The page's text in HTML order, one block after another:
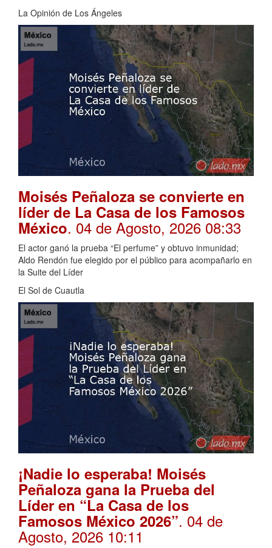
La Opinión de Los Ángeles
Moisés Peñaloza se convierte en
líder de La Casa de los Famosos
México. 04 de Agosto, 2026 08:33
El actor ganó la prueba “El perfume” y obtuvo inmunidad;
Aldo Rendón fue elegido por el público para acompañarlo en
la Suite del Líder
El Sol de Cuautla
¡Nadie lo esperaba! Moisés
Peñaloza gana la Prueba del
Líder en “La Casa de los
Famosos México 2026”. 04 de
Agosto, 2026 10:11